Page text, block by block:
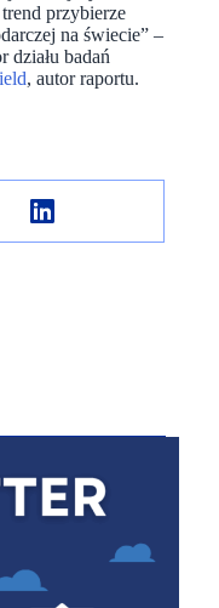
przybierze
na świecie” –
badań
, autor raportu.